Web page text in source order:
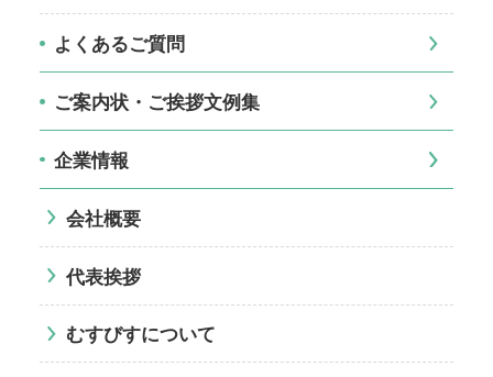
よくあるご質問
ご案内状・ご挨拶文例集
企業情報
会社概要
代表挨拶
むすびすについて